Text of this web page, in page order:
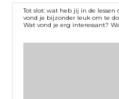
Tot slot: wat heb jij in de lessen
vond je bijzonder leuk om te
Wat vond je erg interessant?